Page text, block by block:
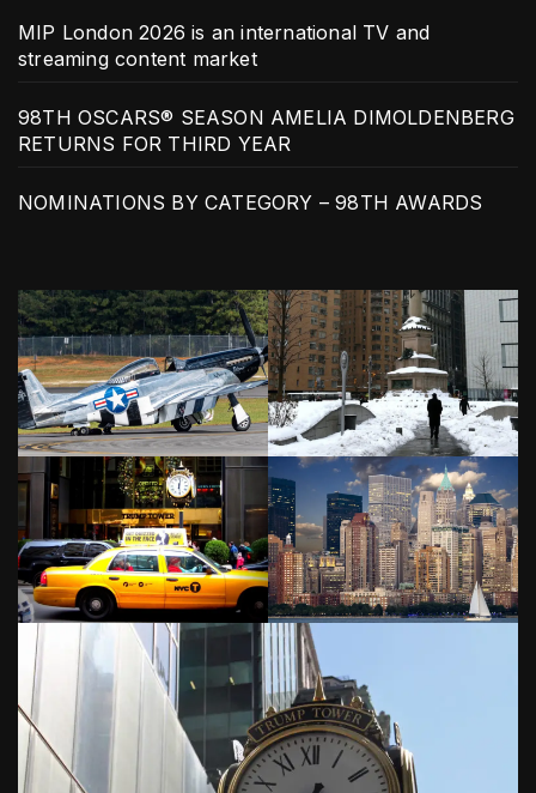
MIP London 2026 is an international TV and
streaming content market
98TH OSCARS® SEASON AMELIA DIMOLDENBERG
RETURNS FOR THIRD YEAR
NOMINATIONS BY CATEGORY – 98TH AWARDS